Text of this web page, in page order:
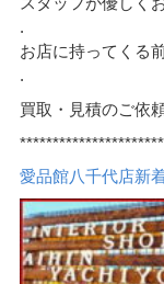
.
お店に持ってくる
.
買取・見積のご依
愛品館八千代店新